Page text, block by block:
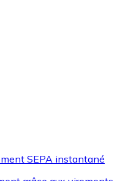
SEPA instantané